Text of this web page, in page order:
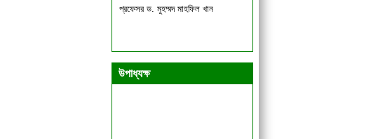
প্রফেসর ড. মুহম্মদ মাহফিল খান
উপাধ্যক্ষ